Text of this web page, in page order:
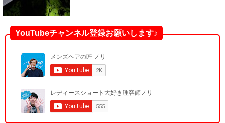
YouTubeチャンネル登録お願いします♪